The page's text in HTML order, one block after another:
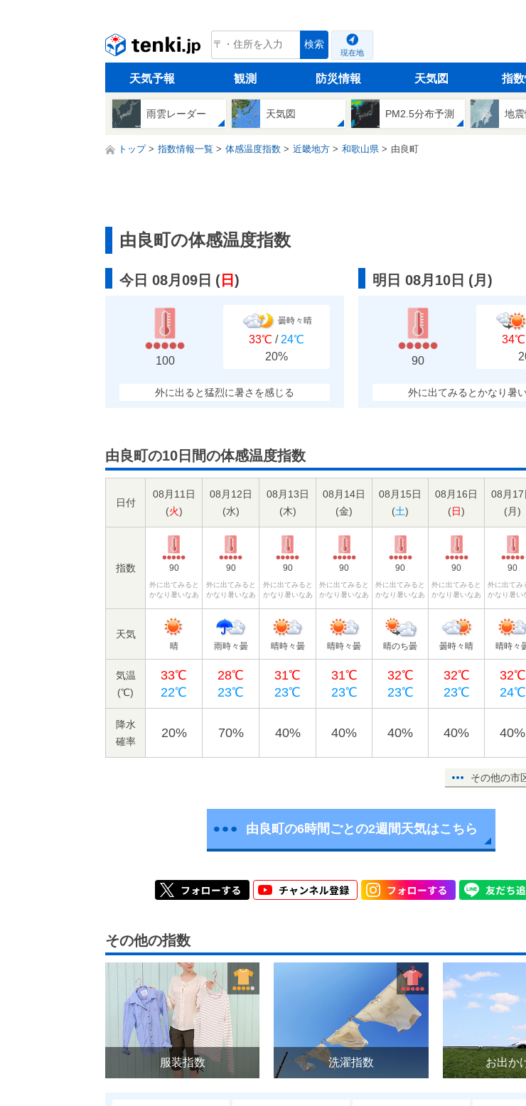
tenki.jp 検索
現在地
天気予報 観測 防災情報 天気図 指
雨雲レーダー 天気図 PM2.5分布予測 地
トップ 指数情報一覧 体感温度指数 近畿地方 和歌山県 由良町
由良町の体感温度指数
今日 08月09日 ( 日 )
100
曇時々晴
33℃ / 24℃
20%
外に出ると猛烈に暑さを感じる
明日 08月10日 (月 )
90
34℃
外に出てみるとかなり暑
由良町の10日間の体感温度指数
日付
08月11日
(火)
08月12日
(水)
08月13日
(木)
08月14日
(金)
08月15日
(土)
08月16日
(日)
08月17
(月)
指数 90
外に出てみると
かなり暑いなあ
90
外に出てみると
かなり暑いなあ
90
外に出てみると
かなり暑いなあ
90
外に出てみると
かなり暑いなあ
90
外に出てみると
かなり暑いなあ
90
外に出てみると
かなり暑いなあ
90
外に出てみ
かなり暑い
天気
晴 雨時々曇 晴時々曇 晴時々曇 晴のち曇 曇時々晴 晴時々
気温
(℃)
33℃
22℃
28℃
23℃
31℃
23℃
31℃
23℃
32℃
23℃
32℃
23℃
32℃
24℃
降水
確率
20% 70% 40% 40% 40% 40% 40%
その他の市
由良町の6時間ごとの2週間天気はこちら
その他の指数
服装指数 洗濯指数 お出か